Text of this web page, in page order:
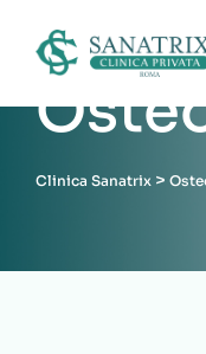
Clinica Sanatrix >